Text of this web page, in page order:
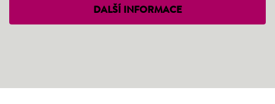
DALŠÍ INFORMACE